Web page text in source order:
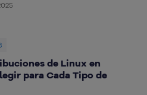
de Linux en
para Cada Tipo de